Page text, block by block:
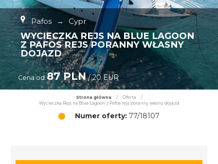
Pafos → Cypr
WYCIECZKA REJS NA BLUE LAGOON
Z PAFOS REJS PORANNY WŁASNY
DOJAZD
Cena od 87 PLN/ 20 EUR
Strona główna / Oferta
/
Wycieczka Rejs na Blue Lagoon z Pafos rejs poranny własny dojazd
Numer oferty: 77/18107